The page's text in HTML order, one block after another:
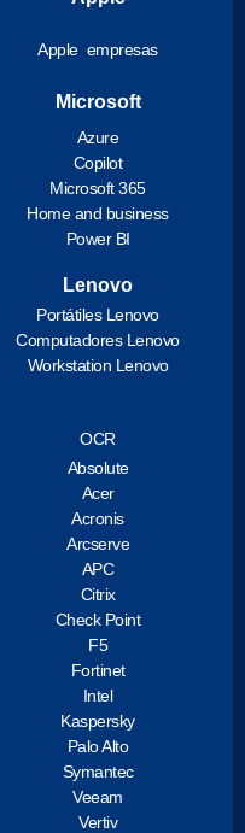
Apple empresas
Microsoft
Azure
Copilot
Microsoft 365
Home and business
Power BI
Lenovo
Portátiles Lenovo
Computadores Lenovo
Workstation Lenovo
OCR
Absolute
Acer
Acronis
Arcserve
APC
Citrix
Check Point
F5
Fortinet
Intel
Kaspersky
Palo Alto
Symantec
Veeam
Vertiv